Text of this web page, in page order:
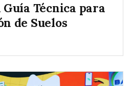
Técnica para
de Suelos